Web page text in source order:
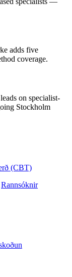
adds five
coverage.
on specialist-
Stockholm
(CBT)
Rannsóknir